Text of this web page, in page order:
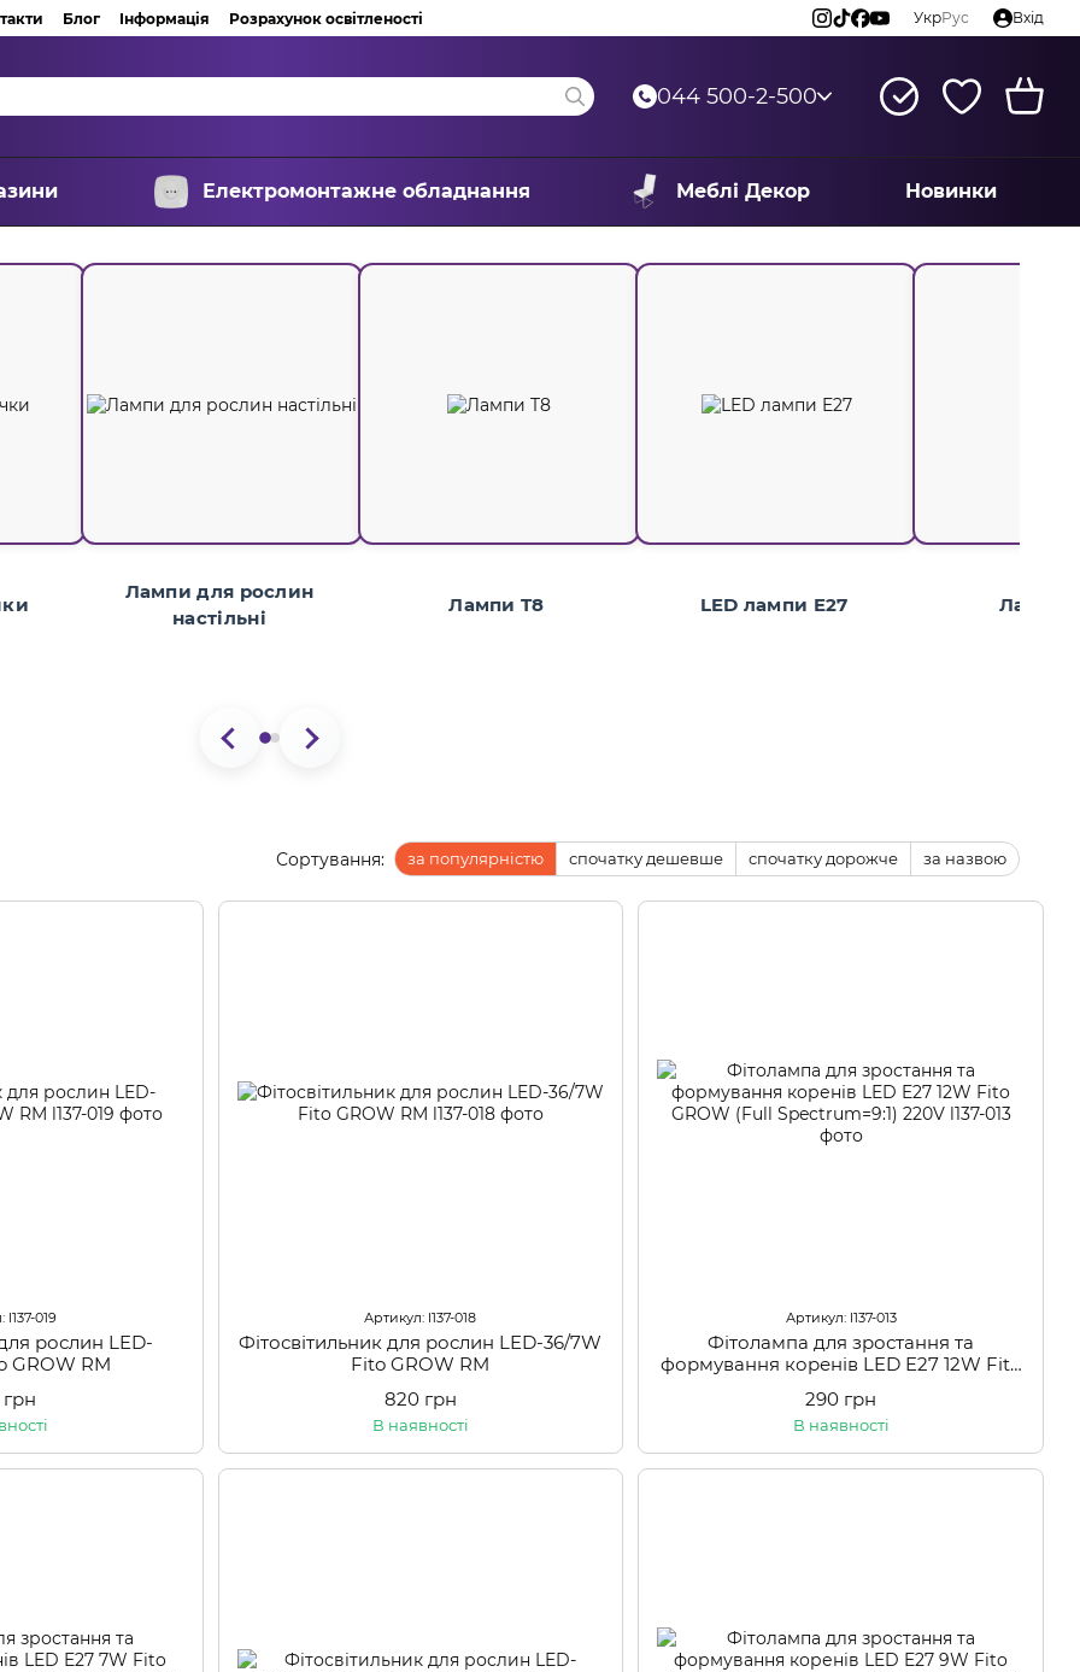
Блог Інформація Розрахунок освітленості УкрРус Вхід
044 500-2-500
Електромонтажне обладнання Меблі Декор Новинки
Лампи для рослин
настільні
Лампи T8 LED лампи E27 Лампи
Сортування: за популярністю спочатку дешевше спочатку дорожче за назвою
l137-019
рослин LED-
GROW RM
Артикул: l137-018
Фітосвітильник для рослин LED-36/7W
Fito GROW RM
820 грн
В наявності
Артикул: l137-013
Фітолампа для зростання та
формування коренів LED E27 12W Fito
290 грн
В наявності